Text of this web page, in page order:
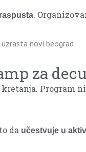
.
za
Program
da učestvuje u